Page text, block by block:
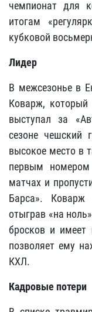
чемпионат для
итогам
кубковой
Лидер
В межсезонье в
Коварж,
выступал за
сезоне чешский
высокое место в
первым номером
матчах и
Барса».
отыграв «на
бросков и имеет
позволяет ему
КХЛ.
Кадровые потери